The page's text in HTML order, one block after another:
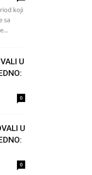
koji
sa
U
0
U
0